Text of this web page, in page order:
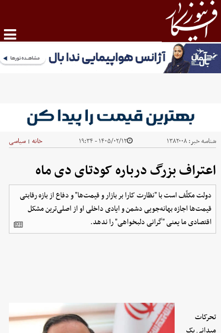
شناسه خبر:۱۳۸۲۰۰۸ ۱۴۰۵/۰۲/۱۲ - ۱۹:۳۴ خانه | سیاسی
اعتراف بزرگ درباره کودتای دی ماه
دولت مکلّف است با "نظارت کارا بر بازار و قیمت‌ها" و دفاع از بازه رقابتی
قیمت‌ها اجازه بهانه‌جویی دشمن و ایادی داخلی او از اصلی‌ترین مشکل
اقتصادی ما یعنی "گرانی دلبخواهی" را ندهد.
تحرکات